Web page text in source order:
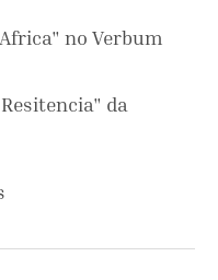
no Verbum
da